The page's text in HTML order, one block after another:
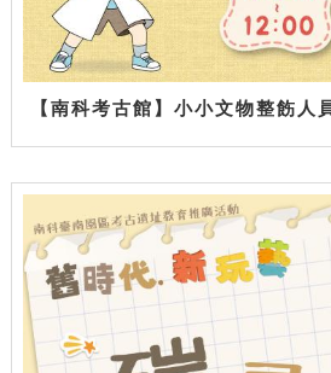
【南科考古館】小小文物整飭人